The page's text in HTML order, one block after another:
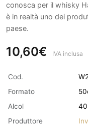
conosca per il whisky
è in realtà uno dei
paese.
10,60€ IVA inclusa
Cod.
Formato
Alcol
Produttore